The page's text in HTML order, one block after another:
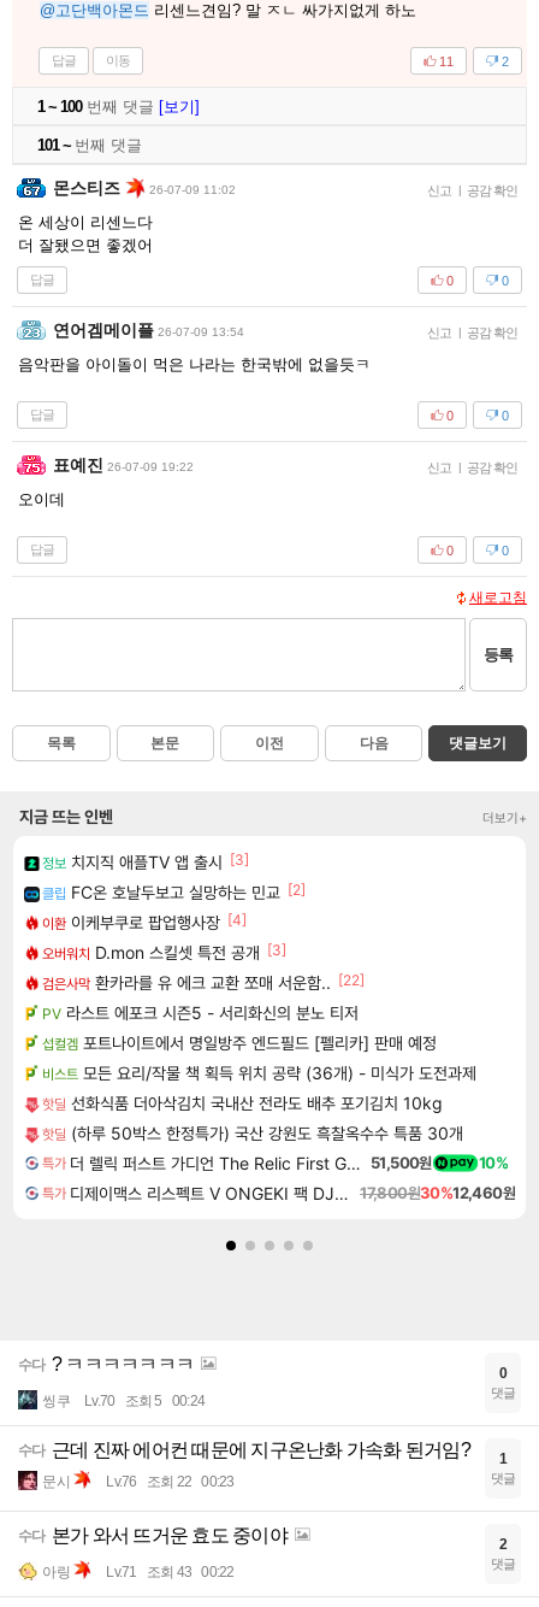
@고단백아몬드 리센느견임? 말 ㅈㄴ 싸가지없게 하노
답글 이동 2
11
1 ~ 100번째 댓글 [보기]
101 ~ 번째 댓글
몬스티즈 26-07-09 11:02 신고 | 공감 확인
온 세상이 리센느다
더 잘됐으면 좋겠어
답글 0
0
연어겜메이플 26-07-09 13:54 신고 | 공감 확인
음악판을 아이돌이 먹은 나라는 한국밖에 없을듯ㅋ
답글 0
0
표예진 26-07-09 19:22 신고 | 공감 확인
오이데
답글 0
0
새로고침
등록
목록 본문 이전 다음 댓글보기
지금 뜨는 인벤 더보기+
정보 치지직 애플TV 앱 출시 [3]
클립 FC온 호날두보고 실망하는 민교 [2]
이환 이케부쿠로 팝업행사장 [4]
오버워치 D.mon 스킬셋 특전 공개 [3]
검은사막 환카라를 유 에크 교환 쪼매 서운함.. [22]
PV 라스트 에포크 시즌5 - 서리화신의 분노 티저
섭컬겜 포트나이트에서 명일방주 엔드필드 [펠리카] 판매 예정
비스트 모든 요리/작물 책 획득 위치 공략 (36개) - 미식가 도전과제
핫딜 선화식품 더아삭김치 국내산 전라도 배추 포기김치 10kg
핫딜 (하루 50박스 한정특가) 국산 강원도 흑찰옥수수 특품 30개
특가 더 렐릭 퍼스트 가디언 The Relic First Guardian 51,500원 10%
특가 디제이맥스 리스펙트 V ONGEKI 팩 DJMAX RESPECT V ONGEKI Pack DLC 17,800원30%12,460원
수다 ? ㅋㅋㅋㅋㅋㅋㅋ
씽쿠 Lv.70 조회 5 00:24
0
댓글
수다 근데 진짜 에어컨 때문에 지구온난화 가속화 된거임?
문시 Lv.76 조회 22 00:23
1
댓글
수다 본가 와서 뜨거운 효도 중이야
아링 Lv.71 조회 43 00:22
2
댓글